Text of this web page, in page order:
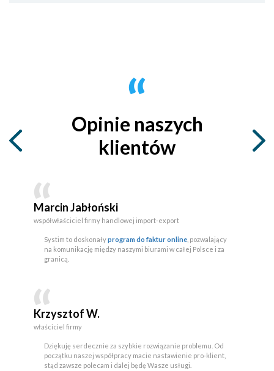
Opinie naszych
klientów
Marcin Jabłoński
współwłaściciel firmy handlowej import-export
Systim to doskonałyprogram do faktur online, pozwalający
na komunikację między naszymi biurami w całej Polsce i za
granicą.
Krzysztof W.
właściciel firmy
Dziękuję serdecznie za szybkie rozwiązanie problemu. Od
początku naszej współpracy macie nastawienie pro-klient,
stąd zawsze polecam i dalej będę Wasze usługi.